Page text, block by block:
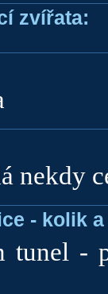
zvířata:
nekdy
- kolik
tunel -